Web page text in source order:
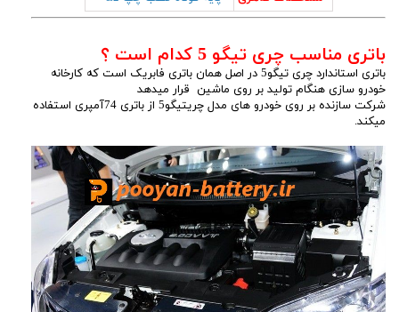
باتری مناسب چری تیگو 5 کدام است ؟
باتری استاندارد چری تیگو5 در اصل همان باتری فابریک است که کارخانه
خودرو سازی هنگام تولید بر روی ماشین قرار میدهد
شرکت سازنده بر روی خودرو های مدل چریتیگو5 از باتری 74آمپری استفاده
میکند.